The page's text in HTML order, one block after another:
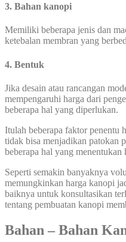
3. Bahan kanopi
Memiliki beberapa jenis dan
ketebalan membran yang
4. Bentuk
Jika desain atau rancangan
mempengaruhi harga dari
beberapa hal yang diperlukan.
Itulah beberapa faktor penentu
tidak bisa menjadikan patokan
beberapa hal yang
Seperti semakin banyaknya
memungkinkan harga kanopi
baiknya untuk konsultasikan
tentang pembuatan kanopi
Bahan – Bahan